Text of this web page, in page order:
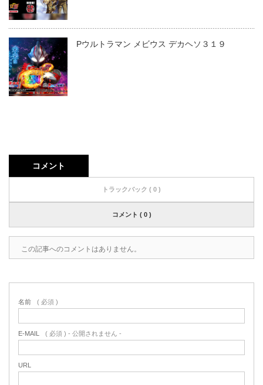
Pウルトラマン メビウス デカヘソ３１９
コメント
トラックバック ( 0 )
コメント ( 0 )
この記事へのコメントはありません。
名前 ( 必須 )
E-MAIL ( 必須 ) - 公開されません -
URL